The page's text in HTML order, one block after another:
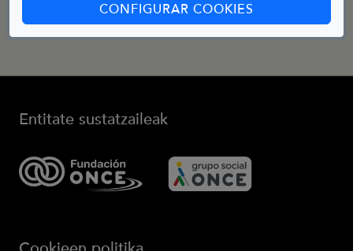
CONFIGURAR COOKIES
bibliotecainfantil@fundaciononce.es
Entitate sustatzaileak